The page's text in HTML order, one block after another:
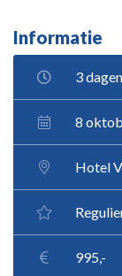
Informatie
3 dagen
8
Hotel
995,-